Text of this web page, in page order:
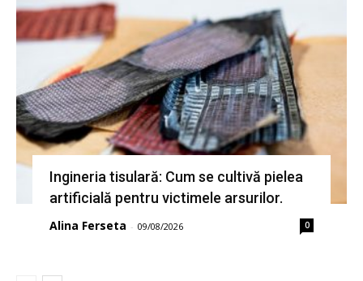
Ingineria tisulară: Cum se cultivă pielea
artificială pentru victimele arsurilor.
Alina Ferseta - 09/08/2026 0